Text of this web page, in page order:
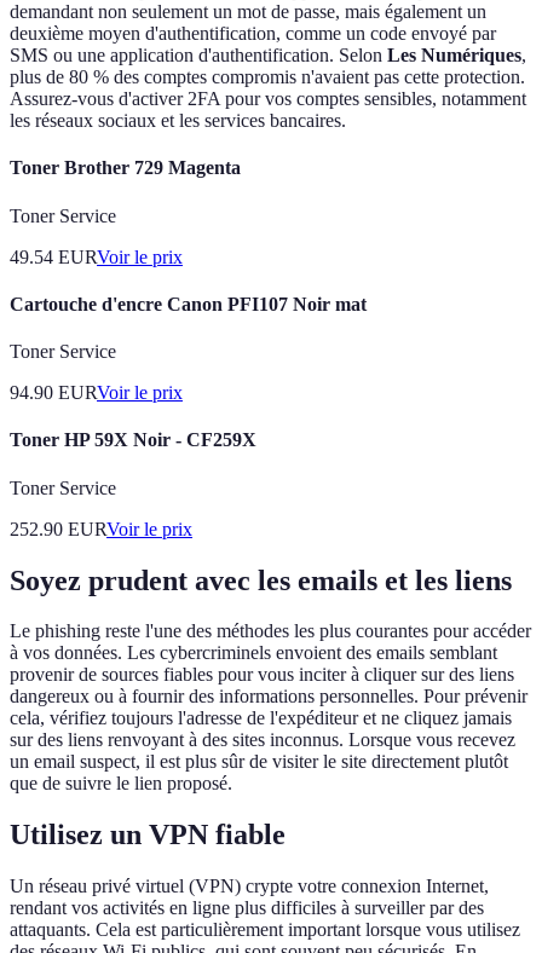
demandant non seulement un mot de passe, mais également un
deuxième moyen d'authentification, comme un code envoyé par
SMS ou une application d'authentification. Selon Les Numériques,
plus de 80 % des comptes compromis n'avaient pas cette protection.
Assurez-vous d'activer 2FA pour vos comptes sensibles, notamment
les réseaux sociaux et les services bancaires.
Toner Brother 729 Magenta
Toner Service
49.54 EURVoir le prix
Cartouche d'encre Canon PFI107 Noir mat
Toner Service
94.90 EURVoir le prix
Toner HP 59X Noir - CF259X
Toner Service
252.90 EURVoir le prix
Soyez prudent avec les emails et les liens
Le phishing reste l'une des méthodes les plus courantes pour accéder
à vos données. Les cybercriminels envoient des emails semblant
provenir de sources fiables pour vous inciter à cliquer sur des liens
dangereux ou à fournir des informations personnelles. Pour prévenir
cela, vérifiez toujours l'adresse de l'expéditeur et ne cliquez jamais
sur des liens renvoyant à des sites inconnus. Lorsque vous recevez
un email suspect, il est plus sûr de visiter le site directement plutôt
que de suivre le lien proposé.
Utilisez un VPN fiable
Un réseau privé virtuel (VPN) crypte votre connexion Internet,
rendant vos activités en ligne plus difficiles à surveiller par des
attaquants. Cela est particulièrement important lorsque vous utilisez